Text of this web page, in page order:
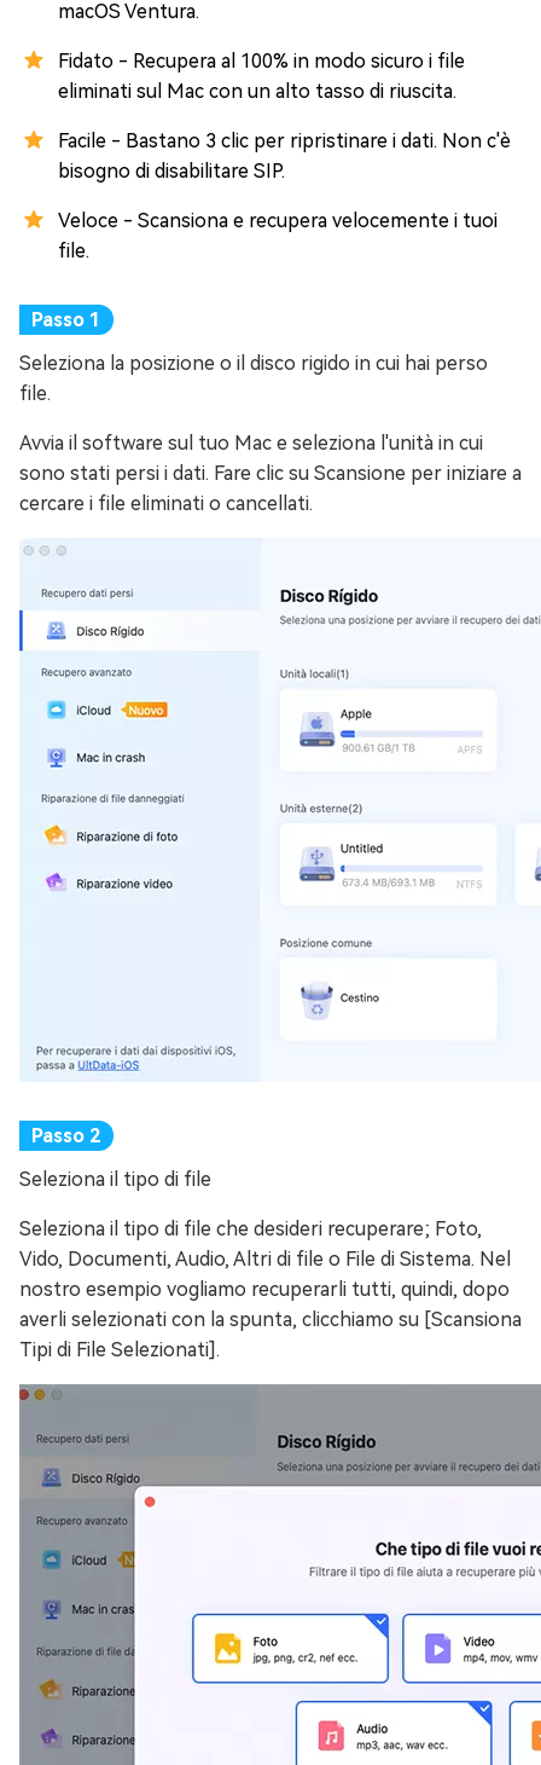
macOS Ventura.
Fidato - Recupera al 100% in modo sicuro i file
eliminati sul Mac con un alto tasso di riuscita.
Facile - Bastano 3 clic per ripristinare i dati. Non c'è
bisogno di disabilitare SIP.
Veloce - Scansiona e recupera velocemente i tuoi
file.
Seleziona la posizione o il disco rigido in cui hai perso
file.
Avvia il software sul tuo Mac e seleziona l'unità in cui
sono stati persi i dati. Fare clic su Scansione per iniziare a
cercare i file eliminati o cancellati.
Seleziona il tipo di file
Seleziona il tipo di file che desideri recuperare; Foto,
Vido, Documenti, Audio, Altri di file o File di Sistema. Nel
nostro esempio vogliamo recuperarli tutti, quindi, dopo
averli selezionati con la spunta, clicchiamo su [Scansiona
Tipi di File Selezionati].